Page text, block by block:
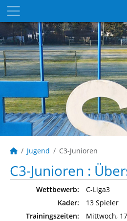
Jugend C3-Junioren
C3-Junioren :
Wettbewerb:
C-Liga3
Kader:
13 Spieler
Trainingszeiten:
Mittwoch,